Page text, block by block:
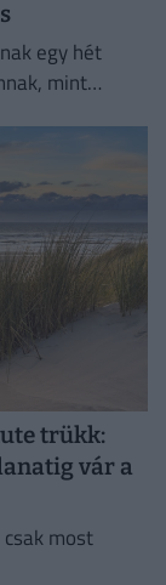
egy hét
mint
trükk:
vár a
most